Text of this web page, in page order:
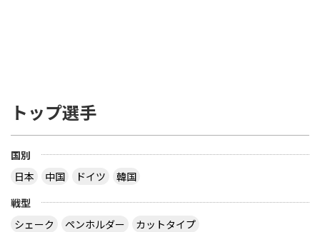
トップ選手
国別
日本
中国 ドイツ
韓国
戦型
シェーク
ペンホルダー カットタイプ